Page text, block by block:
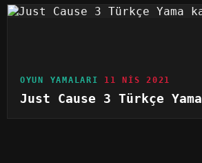
OYUN YAMALARI 11 NIS 2021
Just Cause 3 Türkçe Yama